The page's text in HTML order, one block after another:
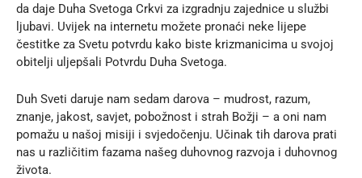
da daje Duha Svetoga Crkvi za izgradnju zajednice u službi
ljubavi. Uvijek na internetu možete pronaći neke lijepe
čestitke za Svetu potvrdu kako biste krizmanicima u svojoj
obitelji uljepšali Potvrdu Duha Svetoga.
Duh Sveti daruje nam sedam darova – mudrost, razum,
znanje, jakost, savjet, pobožnost i strah Božji – a oni nam
pomažu u našoj misiji i svjedočenju. Učinak tih darova prati
nas u različitim fazama našeg duhovnog razvoja i duhovnog
života.